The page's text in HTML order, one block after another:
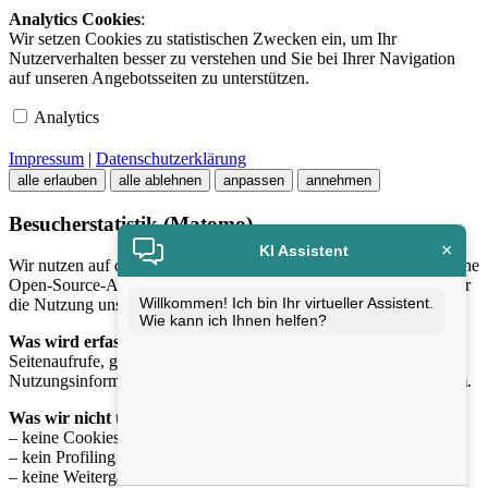
Analytics Cookies:
Wir setzen Cookies zu statistischen Zwecken ein, um Ihr
Nutzerverhalten besser zu verstehen und Sie bei Ihrer Navigation
auf unseren Angebotsseiten zu unterstützen.
Analytics
Impressum | Datenschutzerklärung
alle erlauben alle ablehnen anpassen annehmen
Besucherstatistik (Matomo)
Wir nutzen auf dieser Website
, eine datenschutzfreundliche
Open-Source-Analyse-Software, um anonymisierte Statistiken über
die Nutzung unserer Website zu erhalten.
Was wird erfasst?
Seitenaufrufe, genutzte Geräteklassen und allgemeine
Nutzungsinformationen – ausschliesslich in
anonymisierter Form.
Was wir nicht tun:
– keine Cookies zur Wiedererkennung
– kein Profiling einzelner Nutzer
– keine Weitergabe der Daten an Dritte
KI Assistent ×
Willkommen! Ich bin Ihr virtueller Assistent.
Wie kann ich Ihnen helfen?